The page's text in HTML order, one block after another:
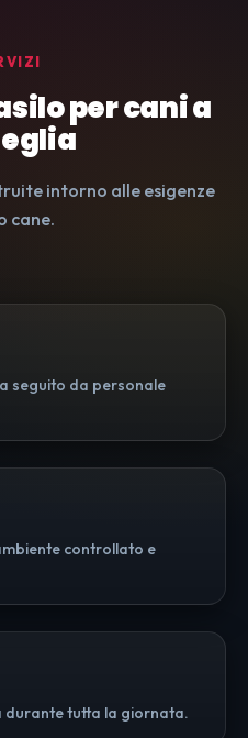
per cani a
intorno alle esigenze
cane.
seguito da personale
controllato e
durante tutta la giornata.